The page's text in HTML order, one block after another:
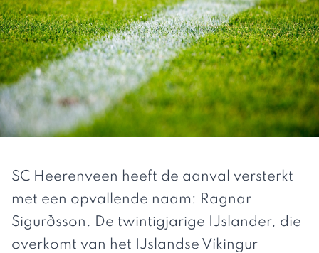
SC Heerenveen heeft de aanval versterkt
met een opvallende naam: Ragnar
Sigurðsson. De twintigjarige IJslander, die
overkomt van het IJslandse Víkingur